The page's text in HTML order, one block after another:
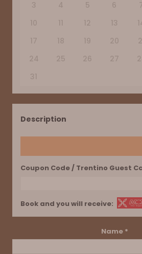
3 4 5 6
10
11 12 13
17
18 19 20
24
25 26 27
31
Description
Coupon Code / Trentino Guest
Book and you will receive:
Name *